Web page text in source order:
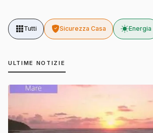
Tutti Sicurezza Casa Energia
ULTIME NOTIZIE